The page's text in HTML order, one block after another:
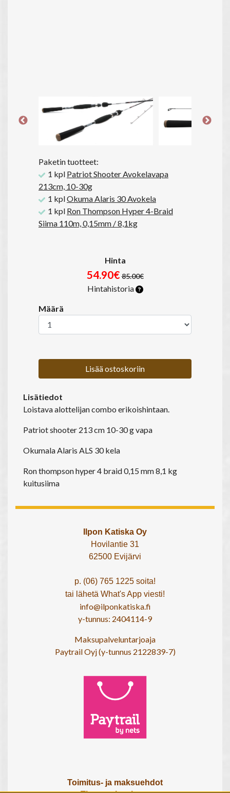
Paketin tuotteet:
1 kpl Patriot Shooter Avokelavapa
213cm, 10-30g
1 kplOkuma Alaris 30 Avokela
1 kpl Ron Thompson Hyper 4-Braid
Siima 110m, 0,15mm / 8,1kg
Hinta
54.90€ 85.00€
Hintahistoria
Määrä
Lisää ostoskoriin
Lisätiedot
Loistava alottelijan combo erikoishintaan.
Patriot shooter 213 cm 10-30 g vapa
Okumala Alaris ALS 30 kela
Ron thompson hyper 4 braid 0,15 mm 8,1 kg
kuitusiima
Ilpon Katiska Oy
Hovilantie 31
62500 Evijärvi
p. (06) 765 1225 soita!
tai lähetä What's App viesti!
info@ilponkatiska.fi
y-tunnus: 2404114-9
Maksupalveluntarjoaja
Paytrail Oyj (y-tunnus 2122839-7)
Toimitus- ja maksuehdot